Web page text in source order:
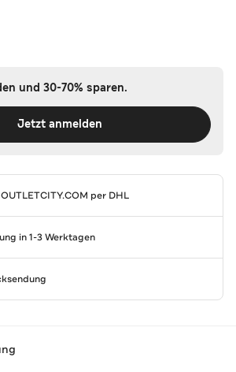
und 30-70% sparen.
Jetzt anmelden
OUTLETCITY.COM per DHL
in 1-3 Werktagen